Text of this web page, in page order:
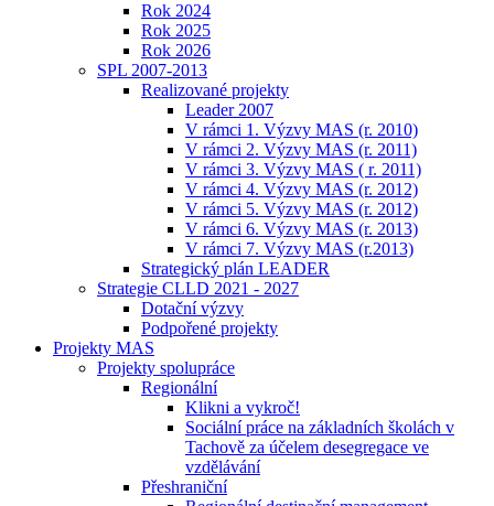
Rok 2024
Rok 2025
Rok 2026
SPL 2007-2013
Realizované projekty
Leader 2007
V rámci 1. Výzvy MAS (r. 2010)
V rámci 2. Výzvy MAS (r. 2011)
V rámci 3. Výzvy MAS ( r. 2011)
V rámci 4. Výzvy MAS (r. 2012)
V rámci 5. Výzvy MAS (r. 2012)
V rámci 6. Výzvy MAS (r. 2013)
V rámci 7. Výzvy MAS (r.2013)
Strategický plán LEADER
Strategie CLLD 2021 - 2027
Dotační výzvy
Podpořené projekty
Projekty MAS
Projekty spolupráce
Regionální
Klikni a vykroč!
Sociální práce na základních školách v
Tachově za účelem desegregace ve
vzdělávání
Přeshraniční